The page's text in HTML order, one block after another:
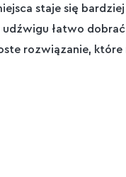
staje się
łatwo
rozwiązanie,